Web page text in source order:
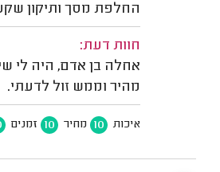
החלפת מסך ותיקון
חוות דעת:
אחלה בן אדם, היה לי
מהיר וממש זול לדעתי.
איכות 10 מחיר 10 זמנים